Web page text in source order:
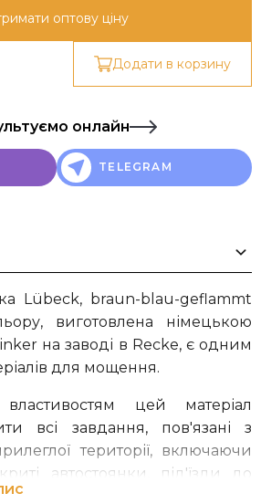
оптову ціну
Додати в корзину
онлайн
TELEGRAM
Lübeck, braun-blau-geflammt
виготовлена німецькою
на заводі в Recke, є одним
для мощення.
цей матеріал
всі завдання, пов'язані з
території, включаючи
автостоянки, під'їзди до
на прилеглій ділянці,